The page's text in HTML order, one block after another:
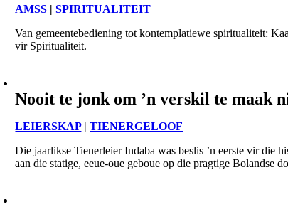
AMSS |SPIRITUALITEIT
Van gemeentebediening tot kontemplatiewe spiritualiteit:
vir Spiritualiteit.
Nooit te jonk om ’n verskil te maak
LEIERSKAP|TIENERGELOOF
Die jaarlikse Tienerleier Indaba was beslis ’n eerste vir die
aan die statige, eeue-oue geboue op die pragtige Bolandse